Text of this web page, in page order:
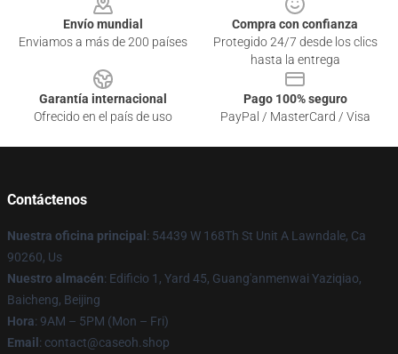
Envío mundial
Enviamos a más de 200 países
Compra con confianza
Protegido 24/7 desde los clics
hasta la entrega
Garantía internacional
Ofrecido en el país de uso
Pago 100% seguro
PayPal / MasterCard / Visa
Contáctenos
Nuestra oficina principal : 54439 W 168Th St Unit A Lawndale, Ca
90260, Us
Nuestro almacén: Edificio 1, Yard 45, Guang'anmenwai Yaziqiao,
Baicheng, Beijing
Hora: 9AM – 5PM (Mon – Fri)
Email : contact@caseoh.shop